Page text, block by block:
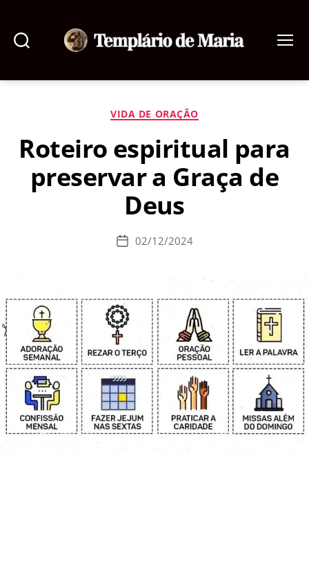
de
Categorias
VIDA DE ORAÇÃO
Roteiro espiritual para
preservar a Graça de
Deus
Data02/12/2024